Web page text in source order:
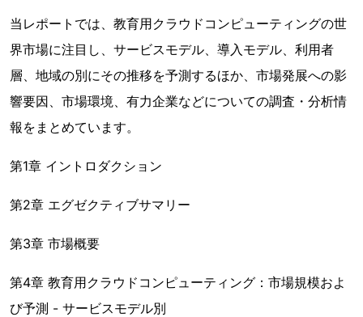
当レポートでは、教育用クラウドコンピューティングの世
界市場に注目し、サービスモデル、導入モデル、利用者
層、地域の別にその推移を予測するほか、市場発展への影
響要因、市場環境、有力企業などについての調査・分析情
報をまとめています。
第1章 イントロダクション
第2章 エグゼクティブサマリー
第3章 市場概要
第4章 教育用クラウドコンピューティング：市場規模およ
び予測 - サービスモデル別